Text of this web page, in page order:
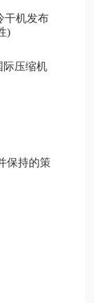
干机发布
)
际压缩机
保持的策